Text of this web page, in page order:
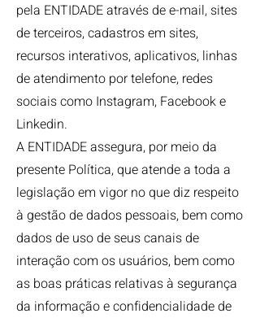
pela ENTIDADE através de e-mail, sites
de terceiros, cadastros em sites,
recursos interativos, aplicativos, linhas
de atendimento por telefone, redes
sociais como Instagram, Facebook e
Linkedin.
A ENTIDADE assegura, por meio da
presente Política, que atende a toda a
legislação em vigor no que diz respeito
à gestão de dados pessoais, bem como
dados de uso de seus canais de
interação com os usuários, bem como
as boas práticas relativas à segurança
da informação e confidencialidade de